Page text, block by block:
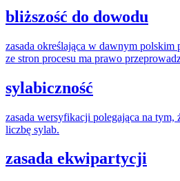
bliższość do dowodu
zasada określająca w dawnym polskim
ze stron procesu ma prawo
sylabiczność
zasada wersyfikacji polegająca na tym,
liczbę sylab.
zasada ekwipartycji